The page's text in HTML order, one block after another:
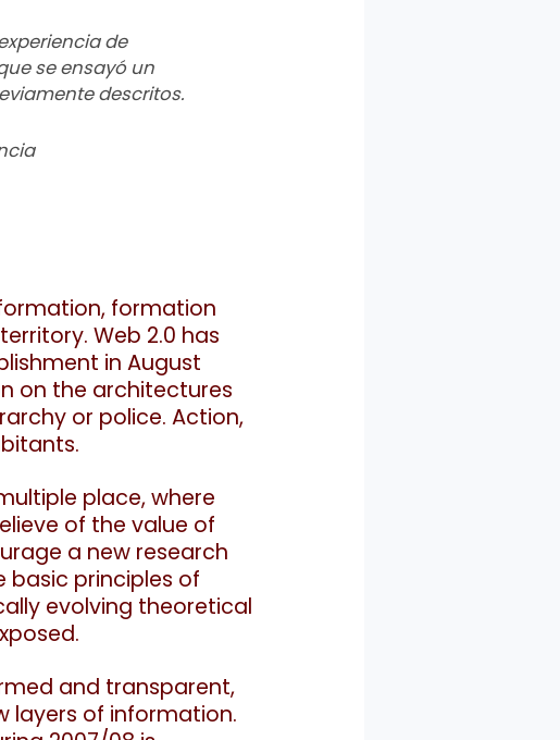
de
se ensayó un
descritos.
formation
Web 2.0 has
in August
on the architectures
or police. Action,
place, where
of the value of
a new research
basic principles of
evolving theoretical
and transparent,
layers of information.